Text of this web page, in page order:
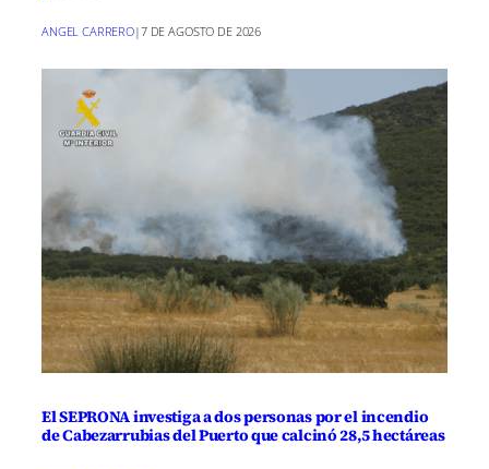
ANGEL CARRERO|7 DE AGOSTO DE 2026
El SEPRONA investiga a dos personas por el incendio
de Cabezarrubias del Puerto que calcinó 28,5 hectáreas